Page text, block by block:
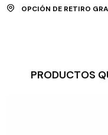
OPCIÓN DE RETIRO
PRODUCTOS